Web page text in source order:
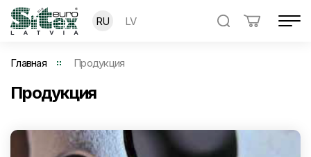
RU LV
Главная Продукция
Продукция